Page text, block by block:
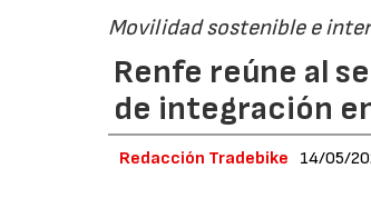
Movilidad sostenible e
Renfe reúne al
de integración
Redacción Tradebike 14/05/